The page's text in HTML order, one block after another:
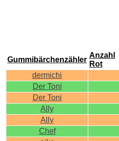
Gummibärchenzähler
Anzahl
Rot
dermichi
Der Toni
Der Toni
Ally
Ally
Chef